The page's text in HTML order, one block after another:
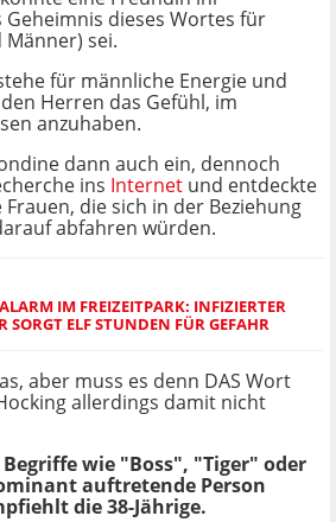
Geheimnis dieses Wortes für
sei.
für männliche Energie und
Herren das Gefühl, im
anzuhaben.
dann auch ein, dennoch
ins Internet und entdeckte
Frauen, die sich in der Beziehung
abfahren würden.
IM FREIZEITPARK: INFIZIERTER
SORGT ELF STUNDEN FÜR GEFAHR
aber muss es denn DAS Wort
allerdings damit nicht
wie "Boss", "Tiger" oder
auftretende Person
die 38-Jährige.